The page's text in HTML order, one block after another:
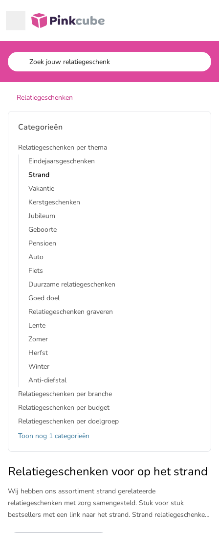
Pinkcube
Relatiegeschenken
Categorieën
Relatiegeschenken per thema
Eindejaarsgeschenken
Strand
Vakantie
Kerstgeschenken
Jubileum
Geboorte
Pensioen
Auto
Fiets
Duurzame relatiegeschenken
Goed doel
Relatiegeschenken graveren
Lente
Zomer
Herfst
Winter
Anti-diefstal
Relatiegeschenken per branche
Relatiegeschenken per budget
Relatiegeschenken per doelgroep
Toon nog 1 categorieën
Relatiegeschenken voor op het strand
Wij hebben ons assortiment strand gerelateerde
relatiegeschenken met zorg samengesteld. Stuk voor stuk
bestsellers met een link naar het strand. Strand relatiegeschenken